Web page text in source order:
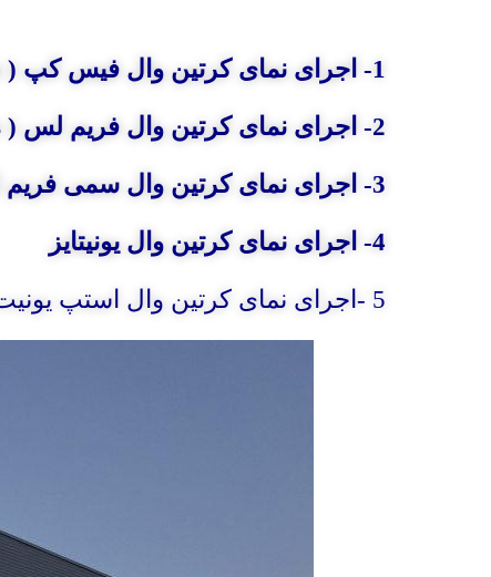
1- اجرای نمای کرتین وال فیس کپ ( face cap )
2- اجرای نمای کرتین وال فریم لس ( frameless )
3- اجرای نمای کرتین وال سمی فریم لس
4- اجرای نمای کرتین وال یونیتایز
5 -اجرای نمای کرتین وال استپ یونیت